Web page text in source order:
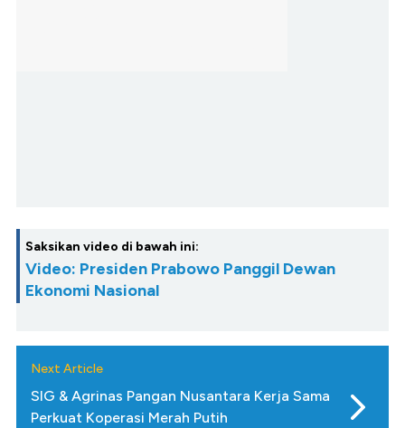
Saksikan video di bawah ini:
Video: Presiden Prabowo Panggil Dewan
Ekonomi Nasional
Next Article
SIG & Agrinas Pangan Nusantara Kerja Sama
Perkuat Koperasi Merah Putih